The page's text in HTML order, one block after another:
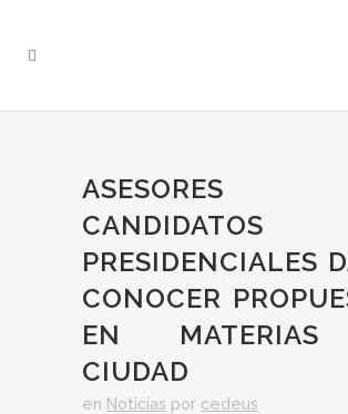
ASESORES
CANDIDATOS
PRESIDENCIALES
CONOCER
EN
CIUDAD
en Noticias por cedeus